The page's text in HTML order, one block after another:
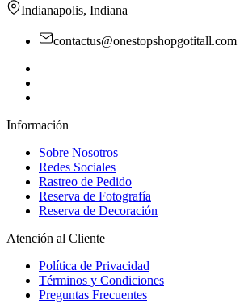
Indianapolis, Indiana
contactus@onestopshopgotitall.com
Información
Sobre Nosotros
Redes Sociales
Rastreo de Pedido
Reserva de Fotografía
Reserva de Decoración
Atención al Cliente
Política de Privacidad
Términos y Condiciones
Preguntas Frecuentes